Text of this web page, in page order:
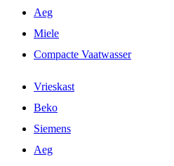
Aeg
Miele
Compacte Vaatwasser
Vrieskast
Beko
Siemens
Aeg